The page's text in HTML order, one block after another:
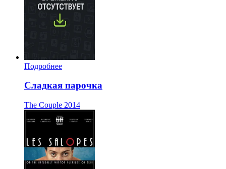
Подробнее
Сладкая парочка
The Couple 2014